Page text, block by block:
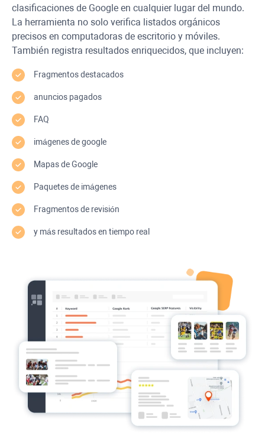
clasificaciones de Google en cualquier lugar del mundo.
La herramienta no solo verifica listados orgánicos
precisos en computadoras de escritorio y móviles.
También registra resultados enriquecidos, que incluyen:
Fragmentos destacados
anuncios pagados
FAQ
imágenes de google
Mapas de Google
Paquetes de imágenes
Fragmentos de revisión
y más resultados en tiempo real